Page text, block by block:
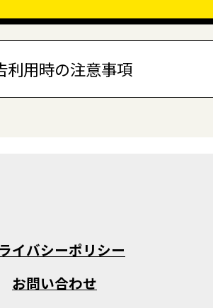
利用時の注意事項
イバシーポリシー
お問い合わせ